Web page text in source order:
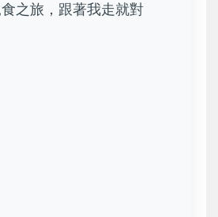
之旅，跟著我走就對